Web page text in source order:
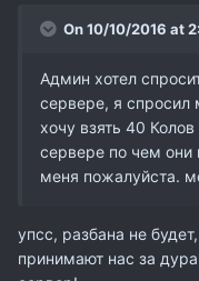
On 10/10/2016 at
Админ хотел
сервере, я спросил
хочу взять 40
сервере по чем они
меня пожалуйста.
упсс, разбана не
принимают нас за